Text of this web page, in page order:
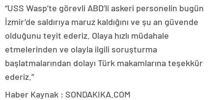
“USS Wasp’te görevli ABD’li askeri personelin bugün
İzmir’de saldırıya maruz kaldığını ve şu an güvende
olduğunu teyit ederiz. Olaya hızlı müdahale
etmelerinden ve olayla ilgili soruşturma
başlatmalarından dolayı Türk makamlarına teşekkür
ederiz.”
Haber Kaynak : SONDAKIKA.COM